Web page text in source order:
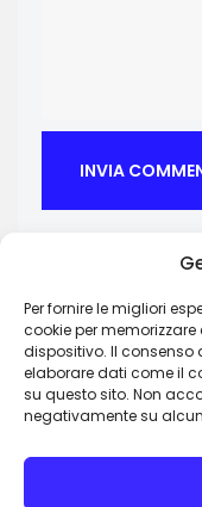
Per fornire le migliori
cookie per
dispositivo. Il consenso
elaborare dati come il
su questo sito. Non
negativamente su
Via